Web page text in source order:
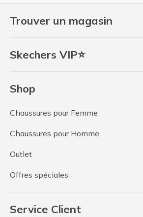
Trouver un magasin
Skechers VIP⭐
Shop
Chaussures pour Femme
Chaussures pour Homme
Outlet
Offres spéciales
Service Client